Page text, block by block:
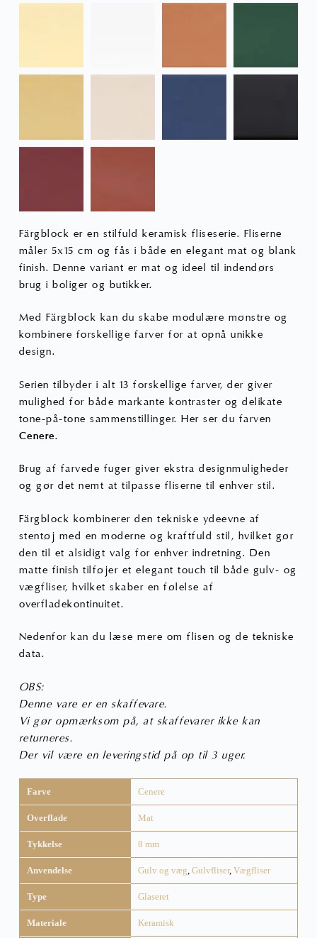
Färgblock er en stilfuld keramisk fliseserie. Fliserne
måler 5x15 cm og fås i både en elegant mat og blank
finish. Denne variant er mat og ideel til indendørs
brug i boliger og butikker.
Med Färgblock kan du skabe modulære mønstre og
kombinere forskellige farver for at opnå unikke
design.
Serien tilbyder i alt 13 forskellige farver, der giver
mulighed for både markante kontraster og delikate
tone-på-tone sammenstillinger. Her ser du farven
Cenere.
Brug af farvede fuger giver ekstra designmuligheder
og gør det nemt at tilpasse fliserne til enhver stil.
Färgblock kombinerer den tekniske ydeevne af
stentøj med en moderne og kraftfuld stil, hvilket gør
den til et alsidigt valg for enhver indretning. Den
matte finish tilføjer et elegant touch til både gulv- og
vægfliser, hvilket skaber en følelse af
overfladekontinuitet.
Nedenfor kan du læse mere om flisen og de tekniske
data.
OBS:
Denne vare er en skaffevare.
Vi gør opmærksom på, at skaffevarer ikke kan
returneres.
Der vil være en leveringstid på op til 3 uger.
Farve Cenere
Overflade Mat
Tykkelse 8 mm
Anvendelse Gulv og væg Gulvfliser, Vægfliser
Type Glaseret
Materiale Keramisk